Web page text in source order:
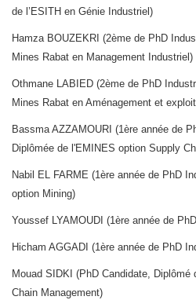
de l’ESITH en Génie Industriel)
Hamza BOUZEKRI (2ème de PhD
Mines Rabat en Management Industriel)
Othmane LABIED (2ème de PhD
Mines Rabat en Aménagement et
Bassma AZZAMOURI (1ère année de
Diplômée de l'EMINES option Supply
Nabil EL FARME (1ère année de PhD
option Mining)
Youssef LYAMOUDI (1ère année de
Hicham AGGADI (1ère année de PhD
Mouad SIDKI (PhD Candidate,
Chain Management)